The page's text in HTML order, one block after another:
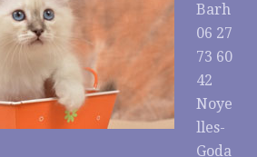
Barh
06 27
73 60
42
Noye
lles-
Goda